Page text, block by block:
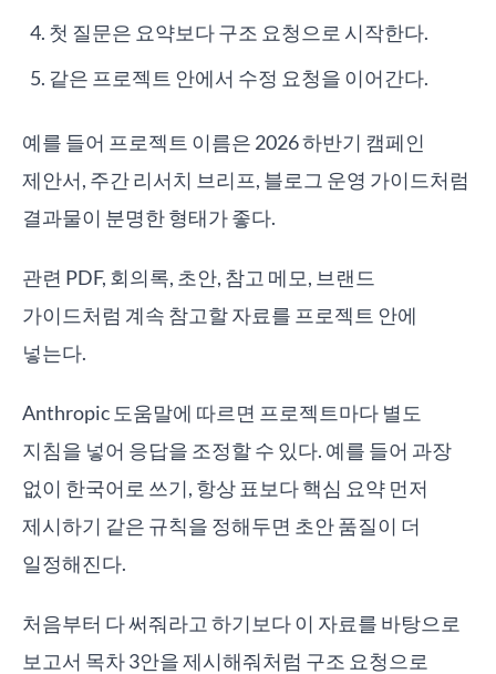
첫 질문은 요약보다 구조 요청으로 시작한다.
같은 프로젝트 안에서 수정 요청을 이어간다.
예를 들어 프로젝트 이름은 2026 하반기 캠페인
제안서, 주간 리서치 브리프, 블로그 운영 가이드처럼
결과물이 분명한 형태가 좋다.
관련 PDF, 회의록, 초안, 참고 메모, 브랜드
가이드처럼 계속 참고할 자료를 프로젝트 안에
넣는다.
Anthropic 도움말에 따르면 프로젝트마다 별도
지침을 넣어 응답을 조정할 수 있다. 예를 들어 과장
없이 한국어로 쓰기, 항상 표보다 핵심 요약 먼저
제시하기 같은 규칙을 정해두면 초안 품질이 더
일정해진다.
처음부터 다 써줘라고 하기보다 이 자료를 바탕으로
보고서 목차 3안을 제시해줘처럼 구조 요청으로